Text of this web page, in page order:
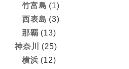
竹富島 (1)
西表島 (3)
那覇 (13)
神奈川
(25)
横浜 (12)